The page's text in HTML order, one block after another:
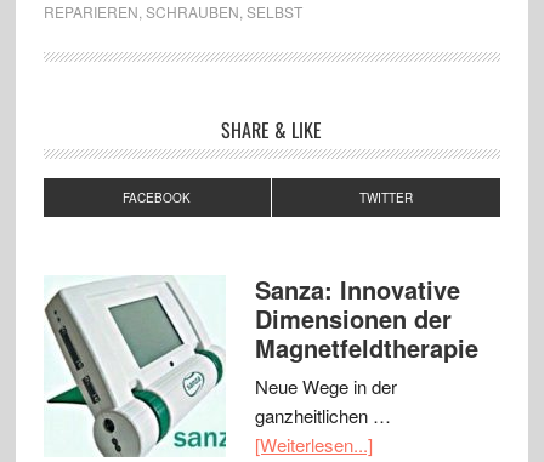
REPARIEREN SCHRAUBEN SELBST
SHARE & LIKE
FACEBOOK TWITTER
Sanza: Innovative
Dimensionen der
Magnetfeldtherapie
Neue Wege in der
ganzheitlichen …
[Weiterlesen...]